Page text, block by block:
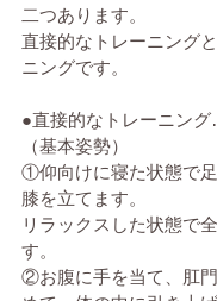
二つあります。
直接的なトレーニング
ニングです。
●直接的なトレーニン
（基本姿勢）
①仰向けに寝た状態で
膝を立てます。
リラックスした状態で
す。
②お腹に手を当て、肛